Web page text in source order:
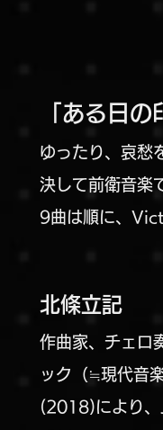
「ある日の
ゆったり、哀愁
決して前衛音楽
9曲は順に、
北條立記
作曲家、チェロ
ック（≒現代音
(2018)により、